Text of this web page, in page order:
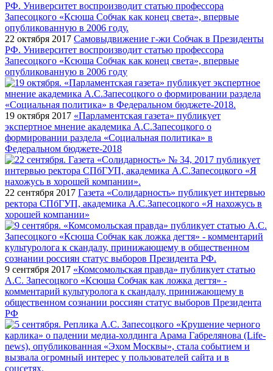
22 октября 2017 Самовыдвижение г-жи Собчак в Президенты
РФ. Университет воспроизводит статью профессора
Запесоцкого «Ксюша Собчак как конец света», впервые
опубликованную в 2006 году
19 октября 2017 «Парламентская газета» публикует
экспертное мнение академика А.С.Запесоцкого о
формировании раздела «Социальная политика» в
Федеральном бюджете-2018
22 сентября 2017 Газета «Солидарность» публикует интервью
ректора СПбГУП, академика А.С.Запесоцкого «Я нахожусь в
хорошей компании»
9 сентября 2017 «Комсомольская правда» публикует статью
А.С. Запесоцкого «Ксюша Собчак как ложка дегтя» -
комментарий культуролога к скандалу, принижающему в
общественном сознании россиян статус выборов Президента
РФ